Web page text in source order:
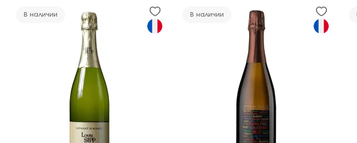
В наличии В наличии